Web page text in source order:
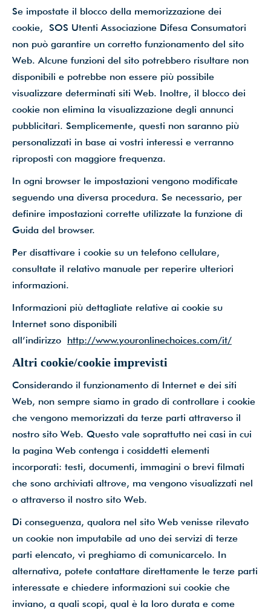
Se impostate il blocco della memorizzazione dei
cookie, SOS Utenti Associazione Difesa Consumatori
non può garantire un corretto funzionamento del sito
Web. Alcune funzioni del sito potrebbero risultare non
disponibili e potrebbe non essere più possibile
visualizzare determinati siti Web. Inoltre, il blocco dei
cookie non elimina la visualizzazione degli annunci
pubblicitari. Semplicemente, questi non saranno più
personalizzati in base ai vostri interessi e verranno
riproposti con maggiore frequenza.
In ogni browser le impostazioni vengono modificate
seguendo una diversa procedura. Se necessario, per
definire impostazioni corrette utilizzate la funzione di
Guida del browser.
Per disattivare i cookie su un telefono cellulare,
consultate il relativo manuale per reperire ulteriori
informazioni.
Informazioni più dettagliate relative ai cookie su
Internet sono disponibili
all’indirizzo http://www.youronlinechoices.com/it/
Altri cookie/cookie imprevisti
Considerando il funzionamento di Internet e dei siti
Web, non sempre siamo in grado di controllare i cookie
che vengono memorizzati da terze parti attraverso il
nostro sito Web. Questo vale soprattutto nei casi in cui
la pagina Web contenga i cosiddetti elementi
incorporati: testi, documenti, immagini o brevi filmati
che sono archiviati altrove, ma vengono visualizzati nel
o attraverso il nostro sito Web.
Di conseguenza, qualora nel sito Web venisse rilevato
un cookie non imputabile ad uno dei servizi di terze
parti elencato, vi preghiamo di comunicarcelo. In
alternativa, potete contattare direttamente le terze parti
interessate e chiedere informazioni sui cookie che
inviano, a quali scopi, qual è la loro durata e come